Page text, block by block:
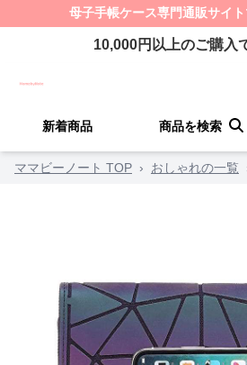
母子手帳ケース専門通販サイト
10,000円以上のご購入
新着商品 商品を検索
ママビーノート TOP › おしゃれの一覧